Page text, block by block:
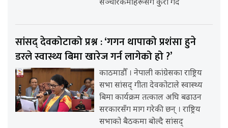
सञ्चारकर्मीहरूसँग कुरा गर्दै
सांसद् देवकोटाको प्रश्न : ‘गगन थापाको प्रशंसा हुने
डरले स्वास्थ्य बिमा खारेज गर्न लागेको हो ?’
काठमाडौँ । नेपाली कांग्रेसका राष्ट्रिय
सभा सांसद् गीता देवकोटाले स्वास्थ्य
बिमा कार्यक्रम तत्काल अघि बढाउन
सरकारसँग माग गरेकी छन् । राष्ट्रिय
सभाको बैठकमा बोल्दै सांसद्